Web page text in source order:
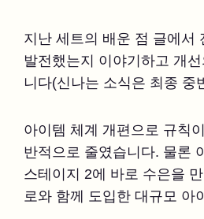
지난 세트의 배운 점 글에서
발전했는지 이야기하고 개
니다(신나는 소식은 최종 중
아이템 체계 개편으로 규칙
반적으로 줄였습니다. 물론
스테이지 2에 바로 수은을
로와 함께 도입한 대규모 아